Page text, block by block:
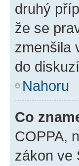
druhý
že se
zmenšila
do
Nahoru
Co
COPPA,
zákon ve